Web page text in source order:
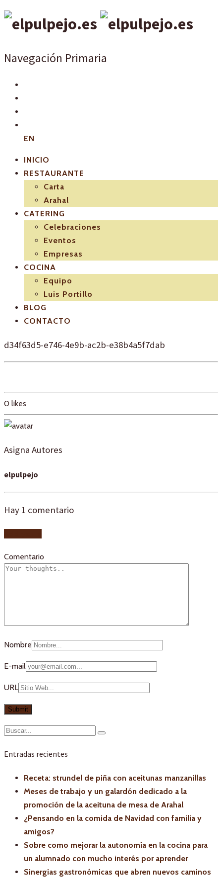
Navegación Primaria
EN
INICIO
RESTAURANTE
Carta
Arahal
CATERING
Celebraciones
Eventos
Empresas
COCINA
Equipo
Luis Portillo
BLOG
CONTACTO
d34f63d5-e746-4e9b-ac2b-e38b4a5f7dab
0 likes
Asigna Autores
elpulpejo
Hay 1 comentario
Comentario
Nombre
E-mail
URL
Entradas recientes
Receta: strundel de piña con aceitunas manzanillas
Meses de trabajo y un galardón dedicado a la
promoción de la aceituna de mesa de Arahal
¿Pensando en la comida de Navidad con familia y
amigos?
Sobre como mejorar la autonomía en la cocina para
un alumnado con mucho interés por aprender
Sinergias gastronómicas que abren nuevos caminos